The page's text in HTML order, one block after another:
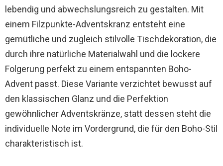
lebendig und abwechslungsreich zu gestalten. Mit
einem Filzpunkte-Adventskranz entsteht eine
gemütliche und zugleich stilvolle Tischdekoration, die
durch ihre natürliche Materialwahl und die lockere
Folgerung perfekt zu einem entspannten Boho-
Advent passt. Diese Variante verzichtet bewusst auf
den klassischen Glanz und die Perfektion
gewöhnlicher Adventskränze, statt dessen steht die
individuelle Note im Vordergrund, die für den Boho-Stil
charakteristisch ist.